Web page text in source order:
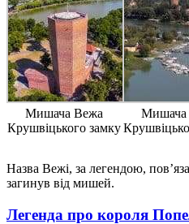
Мишача Вежа
Крушвіцького замку
Мишача
Назва Вежі, за легендою,
загинув від мишей.
Легенда про короля